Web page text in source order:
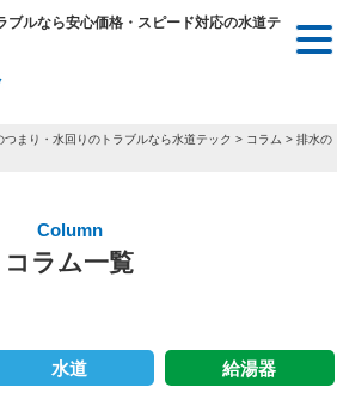
ブルなら安心価格・スピード対応の水道テ
まり・水回りのトラブルなら水道テック > コラム > 排水の
Column
コラム一覧
水道 給湯器